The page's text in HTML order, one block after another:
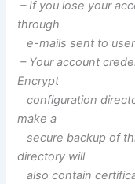
– If you lose your
through
e-mails sent to
– Your account
Encrypt
configuration
make a
secure backup of
directory will
also contain